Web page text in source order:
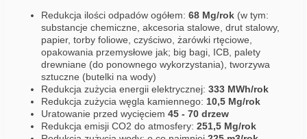
Redukcja ilości odpadów ogółem: 68 Mg/rok (w tym:
substancje chemiczne, akcesoria stalowe, drut stalowy,
papier, torby foliowe, czyściwo, żarówki rtęciowe,
opakowania przemysłowe jak; big bagi, ICB, palety
drewniane (do ponownego wykorzystania), tworzywa
sztuczne (butelki na wody)
Redukcja zużycia energii elektrycznej: 333 MWh/rok
Redukcja zużycia węgla kamiennego: 10,5 Mg/rok
Uratowanie przed wycięciem 45 - 70 drzew
Redukcja emisji CO2 do atmosfery: 251,5 Mg/rok